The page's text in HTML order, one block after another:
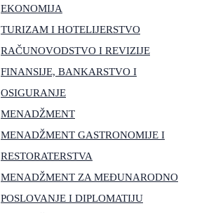
EKONOMIJA
TURIZAM I HOTELIJERSTVO
RAČUNOVODSTVO I REVIZIJE
FINANSIJE, BANKARSTVO I
OSIGURANJE
MENADŽMENT
MENADŽMENT GASTRONOMIJE I
RESTORATERSTVA
MENADŽMENT ZA MEĐUNARODNO
POSLOVANJE I DIPLOMATIJU